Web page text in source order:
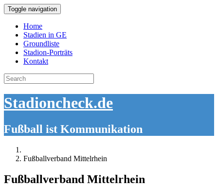
Toggle navigation
Home
Stadien in GE
Groundliste
Stadion-Porträts
Kontakt
Search
for:
Stadioncheck.de
Fußball ist Kommunikation
Fußballverband Mittelrhein
Fußballverband Mittelrhein